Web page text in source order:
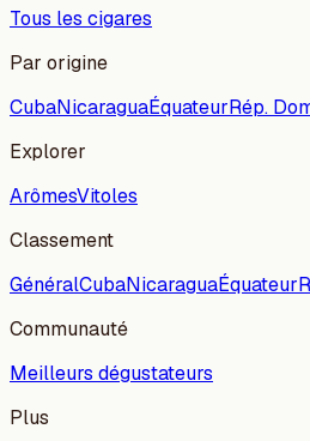
Tous les cigares
Par origine
CubaNicaraguaÉquateurRép.
Explorer
ArômesVitoles
Classement
GénéralCubaNicaraguaÉquateur
Communauté
Meilleurs dégustateurs
Plus